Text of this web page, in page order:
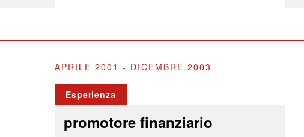
APRILE 2001 - DICEMBRE 2003
Esperienza
promotore finanziario